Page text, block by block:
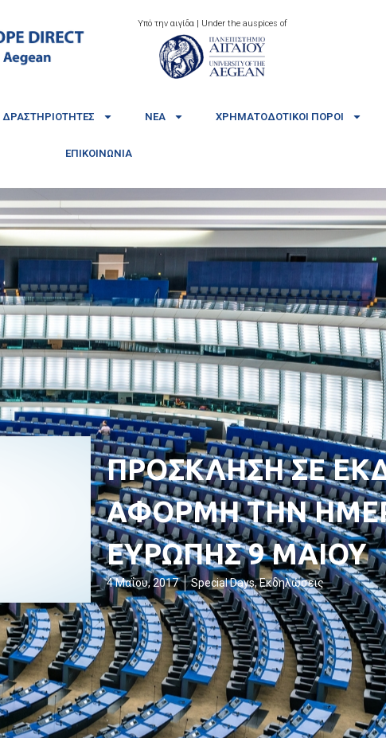
Υπό την αιγίδα | Under the auspices of
ΔΡΑΣΤΗΡΙΌΤΗΤΕΣ ΝΈΑ ΧΡΗΜΑΤΟΔΟΤΙΚΟΊ ΠΌΡΟΙ
ΕΠΙΚΟΙΝΩΝΊΑ
ΠΡΟΣΚΛΗΣΗ ΣΕ
ΑΦΟΡΜΗ ΤΗΝ
ΕΥΡΩΠΗΣ 9 ΜΑΙΟΥ
4 Μαΐου, 2017 Special Days,Εκδηλώσεις